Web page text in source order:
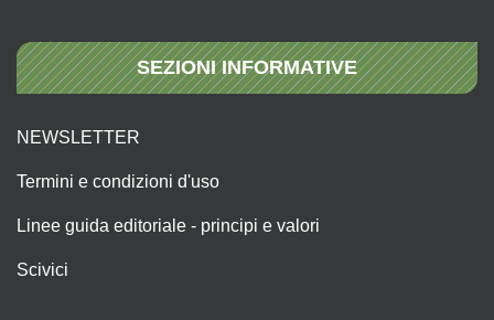
SEZIONI INFORMATIVE
NEWSLETTER
Termini e condizioni d'uso
Linee guida editoriale - principi e valori
Scivici